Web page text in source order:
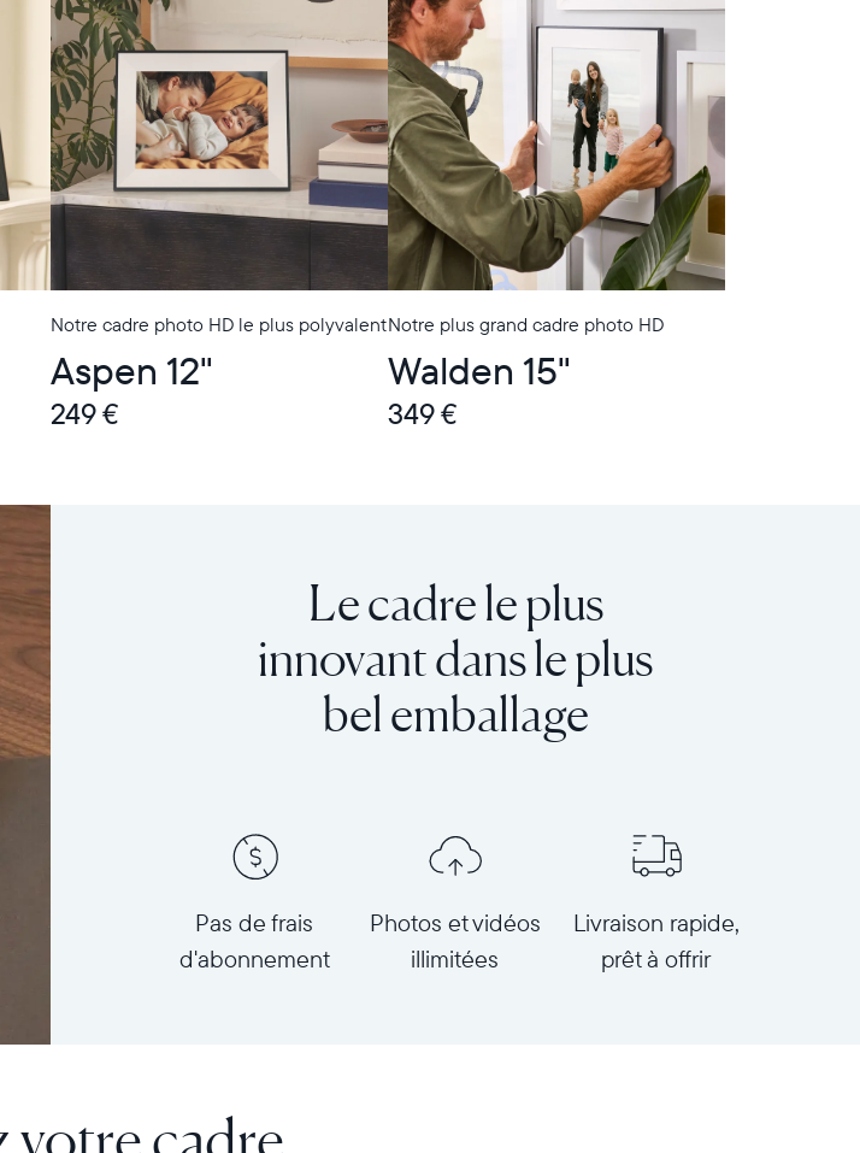
Notre cadre photo HD le plus polyvalent
Aspen 12"
249 €
Notre plus grand cadre photo HD
Walden 15"
349 €
Le cadre le plus
innovant dans le plus
bel emballage
Pas de frais
d'abonnement
Photos et vidéos
illimitées
Livraison rapide,
prêt à offrir
votre cadre